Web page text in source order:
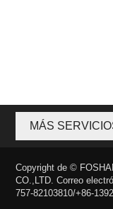
MÁS
Copyright de ©
CO.,LTD. Correo
757-82103810/+86-